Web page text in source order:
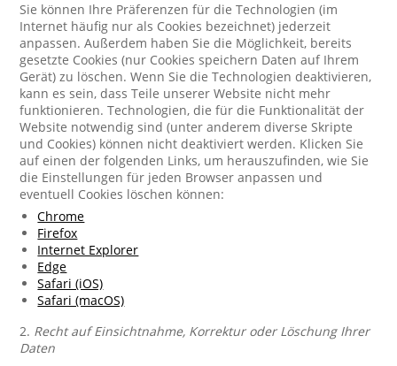
Sie können Ihre Präferenzen für die Technologien (im
Internet häufig nur als Cookies bezeichnet) jederzeit
anpassen. Außerdem haben Sie die Möglichkeit, bereits
gesetzte Cookies (nur Cookies speichern Daten auf Ihrem
Gerät) zu löschen. Wenn Sie die Technologien deaktivieren,
kann es sein, dass Teile unserer Website nicht mehr
funktionieren. Technologien, die für die Funktionalität der
Website notwendig sind (unter anderem diverse Skripte
und Cookies) können nicht deaktiviert werden. Klicken Sie
auf einen der folgenden Links, um herauszufinden, wie Sie
die Einstellungen für jeden Browser anpassen und
eventuell Cookies löschen können:
Chrome
Firefox
Internet Explorer
Edge
Safari (iOS)
Safari (macOS)
2. Recht auf Einsichtnahme, Korrektur oder Löschung Ihrer
Daten